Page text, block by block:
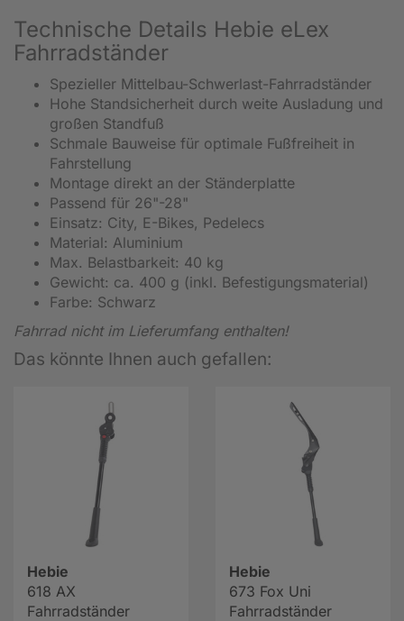
Technische Details Hebie eLex
Fahrradständer
Spezieller Mittelbau-Schwerlast-Fahrradständer
Hohe Standsicherheit durch weite Ausladung und
großen Standfuß
Schmale Bauweise für optimale Fußfreiheit in
Fahrstellung
Montage direkt an der Ständerplatte
Passend für 26"-28"
Einsatz: City, E-Bikes, Pedelecs
Material: Aluminium
Max. Belastbarkeit: 40 kg
Gewicht: ca. 400 g (inkl. Befestigungsmaterial)
Farbe: Schwarz
Fahrrad nicht im Lieferumfang enthalten!
Das könnte Ihnen auch gefallen:
Hebie
618 AX
Fahrradständer
Hebie
673 Fox Uni
Fahrradständer